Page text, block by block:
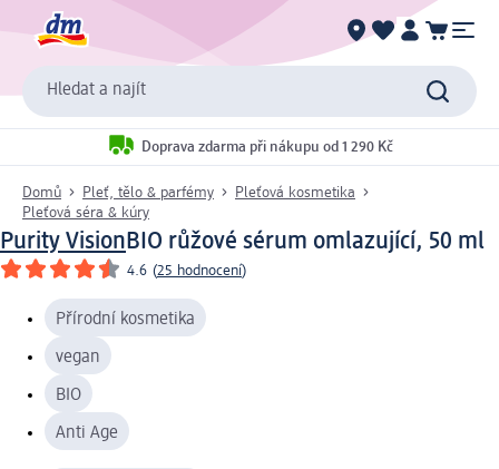
Hledat a najít
Doprava zdarma při nákupu od 1 290 Kč
Domů Pleť, tělo & parfémy
Pleťová kosmetika
Pleťová séra & kúry
Purity VisionBIO růžové sérum omlazující, 50 ml
4.6 (25 hodnocení)
Přírodní kosmetika
vegan
BIO
Anti Age